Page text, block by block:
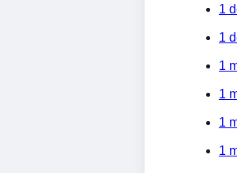
1
1
1
1
1
1